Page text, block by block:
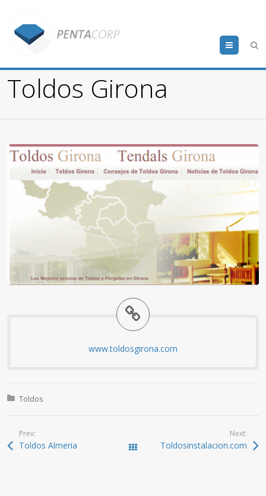
Menu
Toldos Girona
www.toldosgirona.com
Posted in:
Toldos
Prev:
Toldos Almeria All Works
Next:
Toldosinstalacion.com